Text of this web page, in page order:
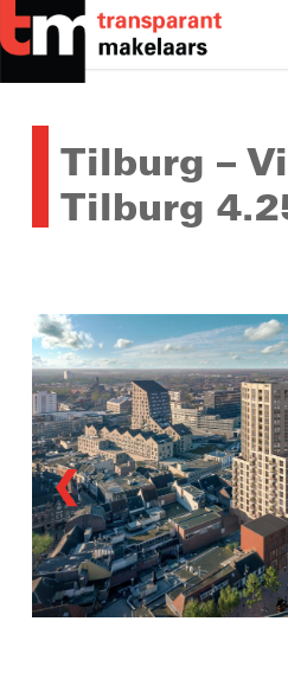
Skip
to
Tilburg –
Tilburg
❮